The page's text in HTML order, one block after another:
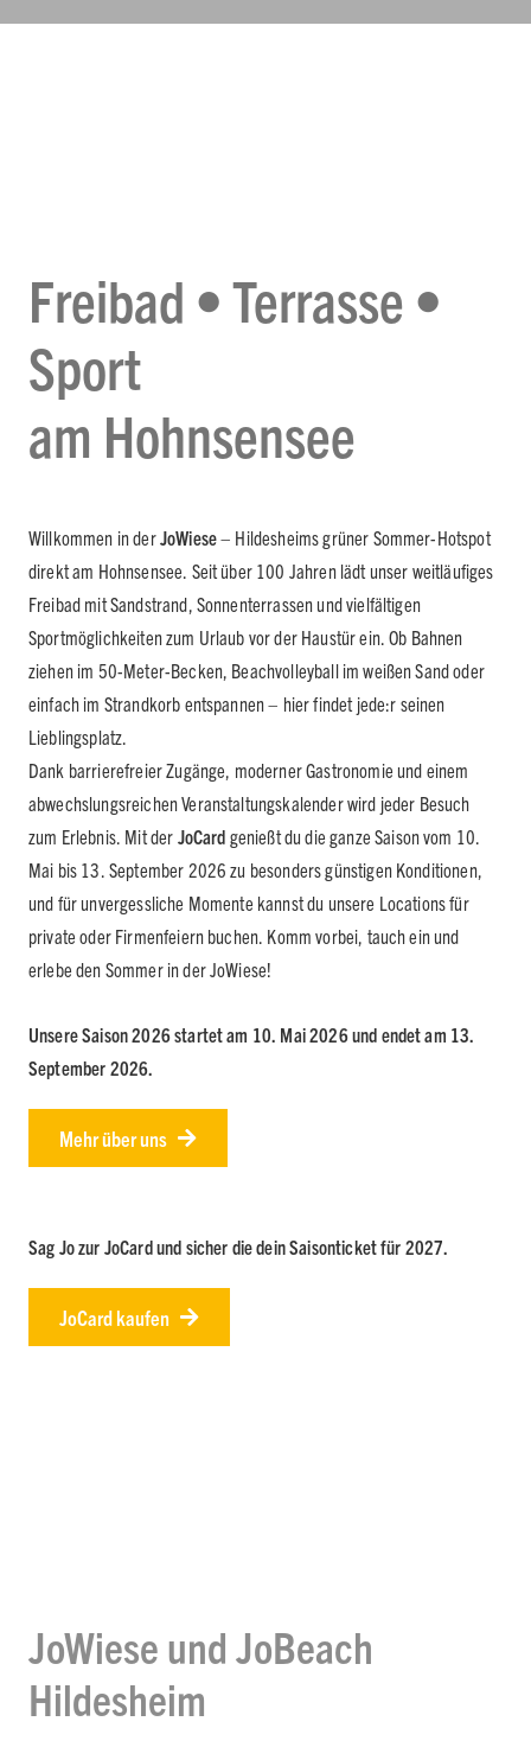
Freibad • Terrasse •
Sport
am Hohnsensee
Willkommen in derJoWiese– Hildesheims grüner Sommer-Hotspot
direkt am Hohnsensee. Seit über 100 Jahren lädt unser weitläufiges
Freibad mit Sandstrand, Sonnenterrassen und vielfältigen
Sportmöglichkeiten zum Urlaub vor der Haustür ein. Ob Bahnen
ziehen im 50-Meter-Becken, Beachvolleyball im weißen Sand oder
einfach im Strandkorb entspannen – hier findet jede:r seinen
Lieblingsplatz.
Dank barrierefreier Zugänge, moderner Gastronomie und einem
abwechslungsreichen Veranstaltungskalender wird jeder Besuch
zum Erlebnis. Mit der JoCard genießt du die ganze Saison vom 10.
Mai bis 13. September 2026 zu besonders günstigen Konditionen,
und für unvergessliche Momente kannst du unsere Locations für
private oder Firmenfeiern buchen. Komm vorbei, tauch ein und
erlebe den Sommer in der JoWiese!
Unsere Saison 2026 startet am 10. Mai 2026 und endet am 13.
September 2026.
Mehr über uns
Sag Jo zur JoCard und sicher die dein Saisonticket für 2027.
JoCard kaufen
JoWiese und JoBeach
Hildesheim
JoCard und Preise